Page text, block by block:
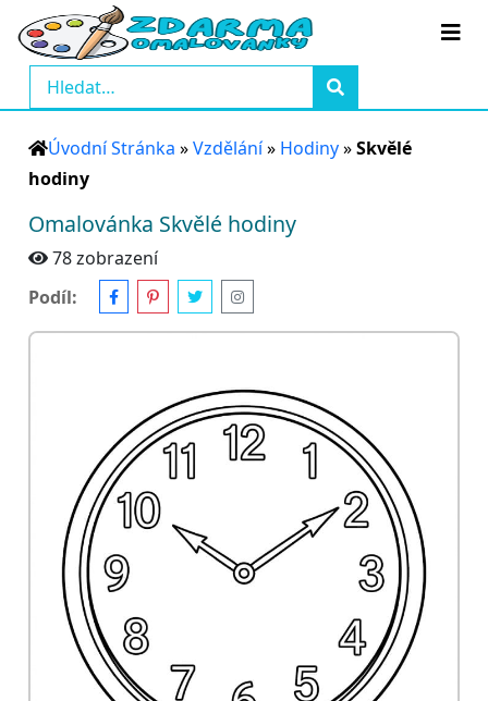
Úvodní Stránka »Vzdělání» Hodiny»Skvělé
hodiny
Omalovánka Skvělé hodiny
78 zobrazení
Podíl: